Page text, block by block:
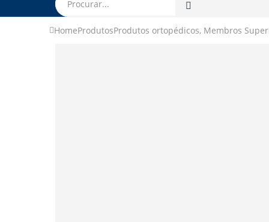
HomeProdutosProdutos ortopédicos, Membros